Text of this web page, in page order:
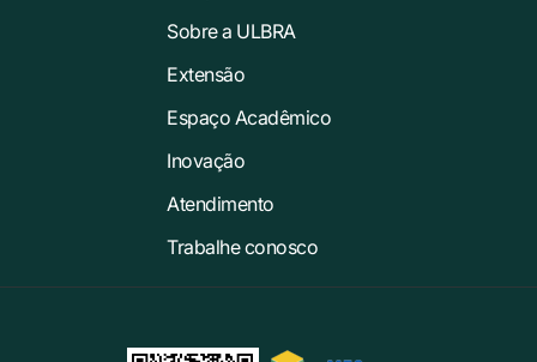
Sobre a ULBRA
Extensão
Espaço Acadêmico
Inovação
Atendimento
Trabalhe conosco